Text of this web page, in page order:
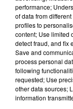
À LA UNE
performance;
of data from
profiles to
content; Use limited
detect fraud, and fix
Save and
process personal
following
requested; Use
other data sources;
information